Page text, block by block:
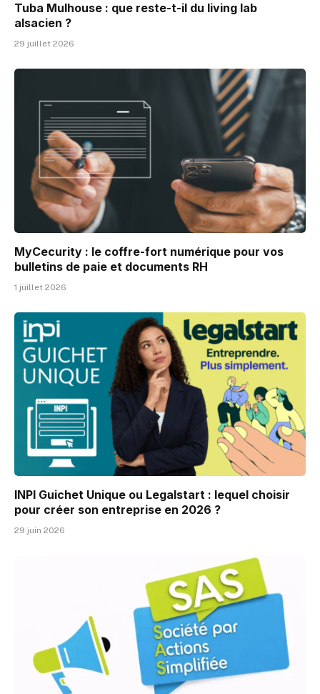
Tuba Mulhouse : que reste-t-il du living lab
alsacien ?
29 juillet 2026
MyCecurity : le coffre-fort numérique pour vos
bulletins de paie et documents RH
1 juillet 2026
INPI Guichet Unique ou Legalstart : lequel choisir
pour créer son entreprise en 2026 ?
29 juin 2026